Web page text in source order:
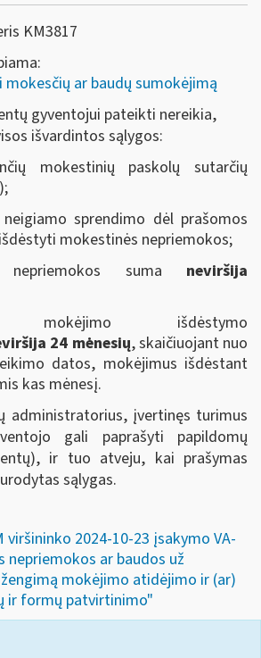
KM3817
ar baudų sumokėjimą
gyventojui pateikti nereikia,
išvardintos sąlygos:
mokestinių paskolų sutarčių
sprendimo dėl prašomos
mokestinės nepriemokos;
nepriemokos suma neviršija
mokėjimo išdėstymo
24 mėnesių, skaičiuojant nuo
datos, mokėjimus išdėstant
kas mėnesį.
administratorius, įvertinęs turimus
gali paprašyti papildomų
ir tuo atveju, kai prašymas
sąlygas.
viršininko 2024-10-23 įsakymo VA-
nepriemokos ar baudos už
mokėjimo atidėjimo ir (ar)
ir formų patvirtinimo"